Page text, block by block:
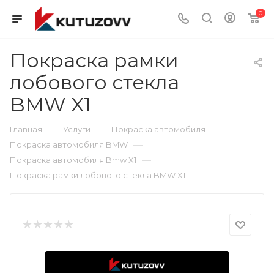
0
Покраска рамки
лобового стекла
BMW X1
Главная — Услуги — Покраска автомобиля —
Покраска автомобиля BMW —
Покраска автомобиля Bmw X1 —
Покраска рамки лобового стекла BMW X1